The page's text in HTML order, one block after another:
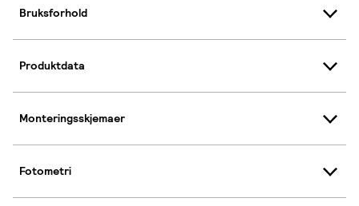
Bruksforhold
Produktdata
Monteringsskjemaer
Fotometri